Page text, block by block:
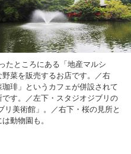
たところにある「地産マルシ
菜を販売するお店です。／右
琲」というカフェが併設されて
す。／左下・スタジオジブリの
美術館」。／右下・桜の見所と
動物園も。